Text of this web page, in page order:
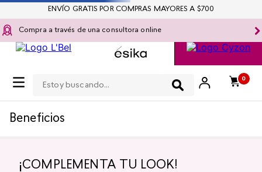
Compra a través de una consultora online
0
ENVÍO GRATIS POR COMPRAS MAYORES A $700
Beneficios
¡COMPLEMENTA TU LOOK!